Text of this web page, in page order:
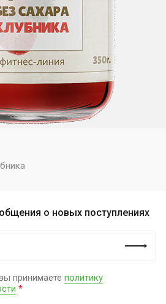
о новых поступлениях
принимаете политику
*